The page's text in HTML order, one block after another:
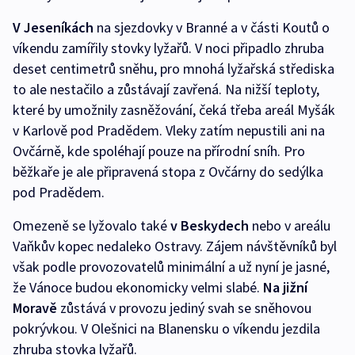
V Jeseníkách na sjezdovky v Branné a v části Koutů o
víkendu zamířily stovky lyžařů. V noci připadlo zhruba
deset centimetrů sněhu, pro mnohá lyžařská střediska
to ale nestačilo a zůstávají zavřená. Na nižší teploty,
které by umožnily zasněžování, čeká třeba areál Myšák
v Karlově pod Pradědem. Vleky zatím nepustili ani na
Ovčárně, kde spoléhají pouze na přírodní sníh. Pro
běžkaře je ale připravená stopa z Ovčárny do sedýlka
pod Pradědem.
Omezeně se lyžovalo takév Beskydech nebo v areálu
Vaňkův kopec nedaleko Ostravy. Zájem návštěvníků byl
však podle provozovatelů minimální a už nyní je jasné,
že Vánoce budou ekonomicky velmi slabé. Na jižní
Moravě zůstává v provozu jediný svah se sněhovou
pokrývkou. V Olešnici na Blanensku o víkendu jezdila
zhruba stovka lyžařů.